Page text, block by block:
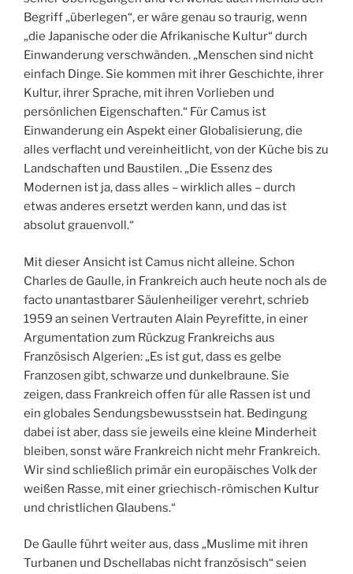
Begriff „überlegen“, er wäre genau so traurig, wenn
„die Japanische oder die Afrikanische Kultur“ durch
Einwanderung verschwänden. „Menschen sind nicht
einfach Dinge. Sie kommen mit ihrer Geschichte, ihrer
Kultur, ihrer Sprache, mit ihren Vorlieben und
persönlichen Eigenschaften.“ Für Camus ist
Einwanderung ein Aspekt einer Globalisierung, die
alles verflacht und vereinheitlicht, von der Küche bis zu
Landschaften und Baustilen. „Die Essenz des
Modernen ist ja, dass alles – wirklich alles – durch
etwas anderes ersetzt werden kann, und das ist
absolut grauenvoll.“
Mit dieser Ansicht ist Camus nicht alleine. Schon
Charles de Gaulle, in Frankreich auch heute noch als de
facto unantastbarer Säulenheiliger verehrt, schrieb
1959 an seinen Vertrauten Alain Peyrefitte, in einer
Argumentation zum Rückzug Frankreichs aus
Französisch Algerien: „Es ist gut, dass es gelbe
Franzosen gibt, schwarze und dunkelbraune. Sie
zeigen, dass Frankreich offen für alle Rassen ist und
ein globales Sendungsbewusstsein hat. Bedingung
dabei ist aber, dass sie jeweils eine kleine Minderheit
bleiben, sonst wäre Frankreich nicht mehr Frankreich.
Wir sind schließlich primär ein europäisches Volk der
weißen Rasse, mit einer griechisch-römischen Kultur
und christlichen Glaubens.“
De Gaulle führt weiter aus, dass „Muslime mit ihren
Turbanen und Dschellabas nicht französisch“ seien